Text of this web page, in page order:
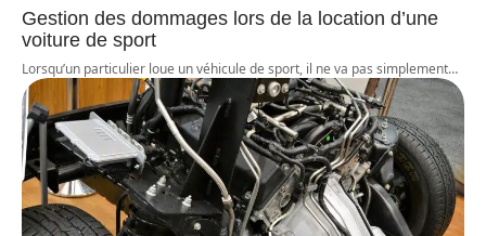
Gestion des dommages lors de la location d’une
voiture de sport
Lorsqu’un particulier loue un véhicule de sport, il ne va pas simplement…